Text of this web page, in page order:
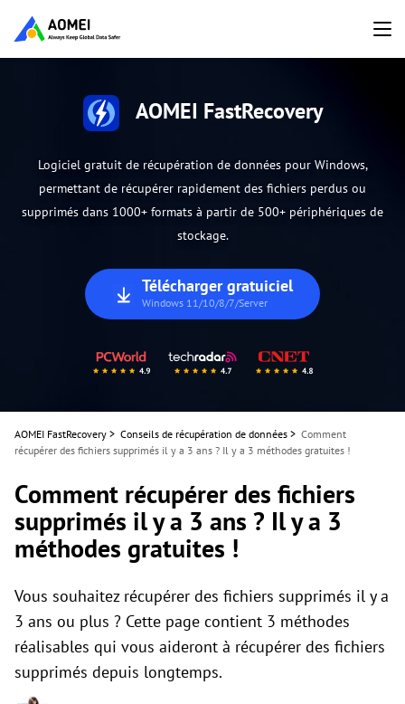
AOMEI FastRecovery
Logiciel gratuit de récupération de données pour Windows,
permettant de récupérer rapidement des fichiers perdus ou
supprimés dans 1000+ formats à partir de 500+ périphériques de
stockage.
Télécharger gratuiciel
Windows 11/10/8/7/Server
AOMEI FastRecovery > Conseils de récupération de données > Comment
récupérer des fichiers supprimés il y a 3 ans ? Il y a 3 méthodes gratuites !
Comment récupérer des fichiers
supprimés il y a 3 ans ? Il y a 3
méthodes gratuites !
Vous souhaitez récupérer des fichiers supprimés il y a
3 ans ou plus ? Cette page contient 3 méthodes
réalisables qui vous aideront à récupérer des fichiers
supprimés depuis longtemps.